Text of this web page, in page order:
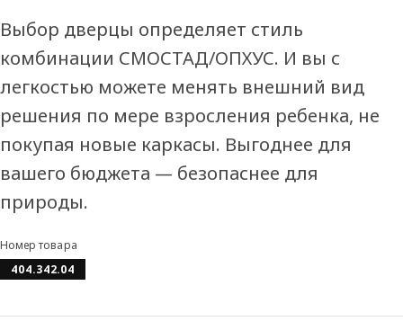
Выбор дверцы определяет стиль
комбинации СМОСТАД/ОПХУС. И вы с
легкостью можете менять внешний вид
решения по мере взросления ребенка, не
покупая новые каркасы. Выгоднее для
вашего бюджета — безопаснее для
природы.
Номер товара
404.342.04